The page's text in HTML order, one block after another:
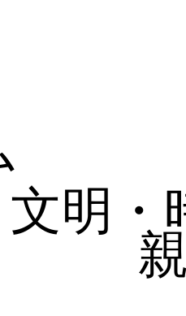
文明・